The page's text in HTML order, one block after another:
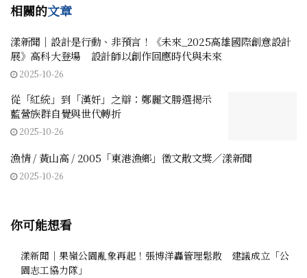
相關的文章
漾新聞｜設計是行動、非預言！《未來_2025高雄國際創意設計
展》高科大登場 設計師以創作回應時代與未來
2025-10-26
從「紅統」到「漢奸」之辯：鄭麗文勝選揭示
藍營族群自覺與世代轉折
2025-10-26
漁情 / 黃山高 / 2005「東港漁鄉」徵文散文獎／漾新聞
2025-10-26
你可能想看
漾新聞｜果嶺公園亂象再起！張博洋轟管理鬆散 建議成立「公
園志工協力隊」